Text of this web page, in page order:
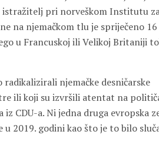
istražitelj pri norveškom Institutu
na njemačkom tlu je spriječeno 16
u Francuskoj ili Velikoj Britaniji
njemačke desničarske
ili koji su izvršili atentat na
CDU-a. Ni jedna druga evropska
2019. godini kao što je to bilo